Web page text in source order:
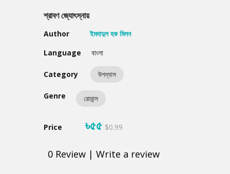
শ্রাবণ জ্যোৎস্নায়
Author
ইমদাদুল হক মিলন
Language
বাংলা
Category উপন্যাস
Genre রোমান্স
Price ৳৫৫ $0.99
0 Review | Write a review